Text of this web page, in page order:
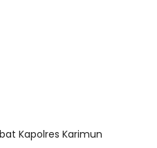
Kapolres Karimun